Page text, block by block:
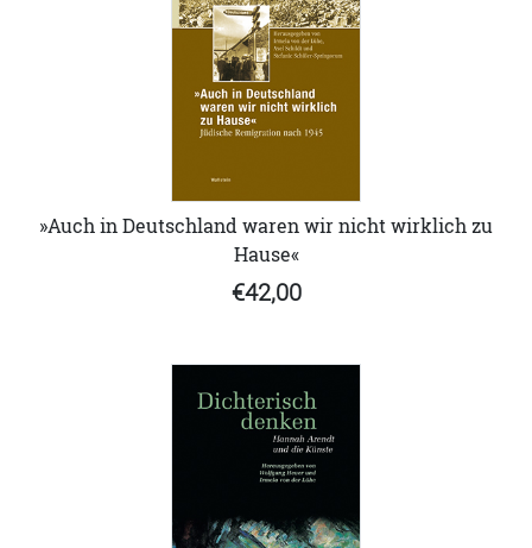
»Auch in Deutschland waren wir nicht wirklich zu
Hause«
€42,00